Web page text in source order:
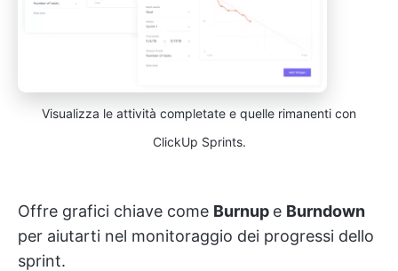
Visualizza le attività completate e quelle rimanenti con
ClickUp Sprints.
Offre grafici chiave come Burnup e Burndown
per aiutarti nel monitoraggio dei progressi dello
sprint.